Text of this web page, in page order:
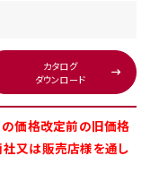
カタログ
ダウンロード
価格改定前の旧価格
社又は販売店様を通し